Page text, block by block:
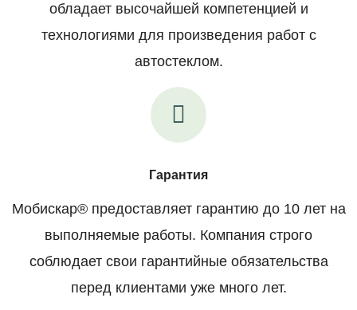
обладает высочайшей компетенцией и
технологиями для произведения работ с
автостеклом.
Гарантия
Мобискар® предоставляет гарантию до 10 лет на
выполняемые работы. Компания строго
соблюдает свои гарантийные обязательства
перед клиентами уже много лет.